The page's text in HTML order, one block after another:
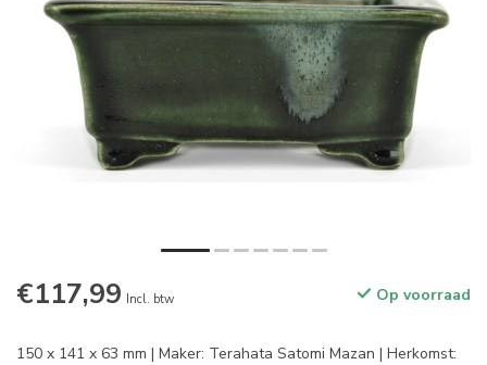
€117,99 Incl. btw Op voorraad
150 x 141 x 63 mm | Maker: Terahata Satomi Mazan | Herkomst: